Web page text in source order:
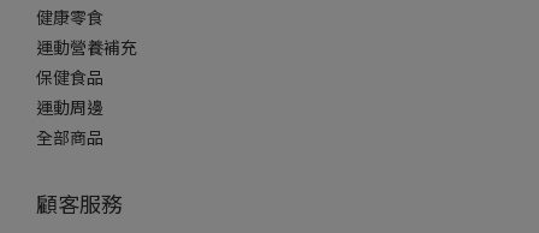
健康零食
運動營養補充
保健食品
運動周邊
全部商品
顧客服務